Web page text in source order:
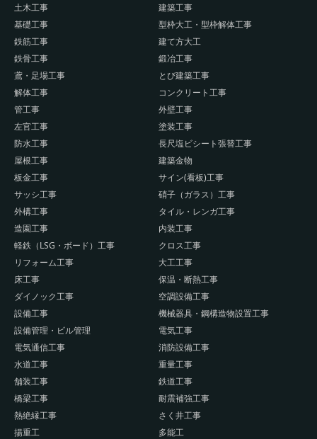
土木工事
建築工事
基礎工事
型枠大工・型枠解体工事
鉄筋工事
建て方大工
鉄骨工事
鍛冶工事
鳶・足場工事
とび建築工事
解体工事
コンクリート工事
管工事
外壁工事
左官工事
塗装工事
防水工事
長尺塩ビシート張替工事
屋根工事
建築金物
板金工事
サイン(看板)工事
サッシ工事
硝子（ガラス）工事
外構工事
タイル・レンガ工事
造園工事
内装工事
軽鉄（LSG・ボード）工事
クロス工事
リフォーム工事
大工工事
床工事
保温・断熱工事
ダイノック工事
空調設備工事
設備工事
機械器具・鋼構造物設置工事
設備管理・ビル管理
電気工事
電気通信工事
消防設備工事
水道工事
重量工事
舗装工事
鉄道工事
橋梁工事
耐震補強工事
熱絶縁工事
さく井工事
揚重工
多能工